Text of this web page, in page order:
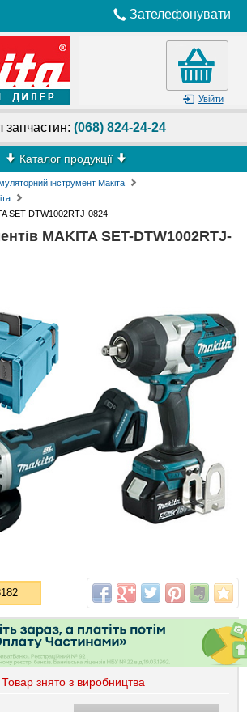
Зателефонувати
Увійти
запчастин: (068) 824-24-24
Каталог продукції
інструмент Макіта
SET-DTW1002RTJ-0824
MAKITA SET-DTW1002RTJ-
Товар знято з виробництва